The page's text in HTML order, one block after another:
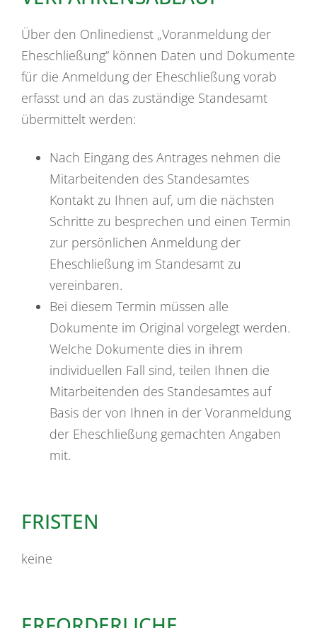
Über den Onlinedienst „Voranmeldung der
Eheschließung“ können Daten und Dokumente
für die Anmeldung der Eheschließung vorab
erfasst und an das zuständige Standesamt
übermittelt werden:
Nach Eingang des Antrages nehmen die
Mitarbeitenden des Standesamtes
Kontakt zu Ihnen auf, um die nächsten
Schritte zu besprechen und einen Termin
zur persönlichen Anmeldung der
Eheschließung im Standesamt zu
vereinbaren.
Bei diesem Termin müssen alle
Dokumente im Original vorgelegt werden.
Welche Dokumente dies in ihrem
individuellen Fall sind, teilen Ihnen die
Mitarbeitenden des Standesamtes auf
Basis der von Ihnen in der Voranmeldung
der Eheschließung gemachten Angaben
mit.
FRISTEN
keine